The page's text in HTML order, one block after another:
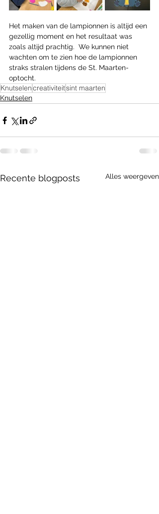
Het maken van de lampionnen is altijd een
gezellig moment en het resultaat was
zoals altijd prachtig.  We kunnen niet
wachten om te zien hoe de lampionnen
straks stralen tijdens de St. Maarten-
optocht.
Knutselencreativiteitsint maarten
Knutselen
Recente blogposts Alles weergeven